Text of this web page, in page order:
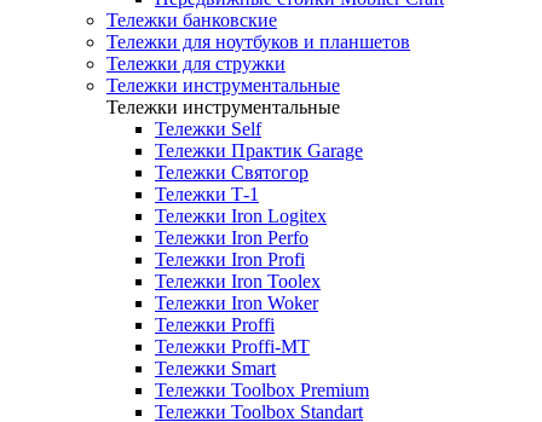
Тележки банковские
Тележки для ноутбуков и планшетов
Тележки для стружки
Тележки инструментальные
Тележки инструментальные
Тележки Self
Тележки Практик Garage
Тележки Святогор
Тележки Т-1
Тележки Iron Logitex
Тележки Iron Perfo
Тележки Iron Profi
Тележки Iron Toolex
Тележки Iron Woker
Тележки Proffi
Тележки Proffi-MT
Тележки Smart
Тележки Toolbox Premium
Тележки Toolbox Standart